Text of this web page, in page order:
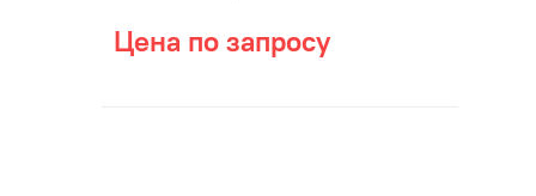
Цена по запросу